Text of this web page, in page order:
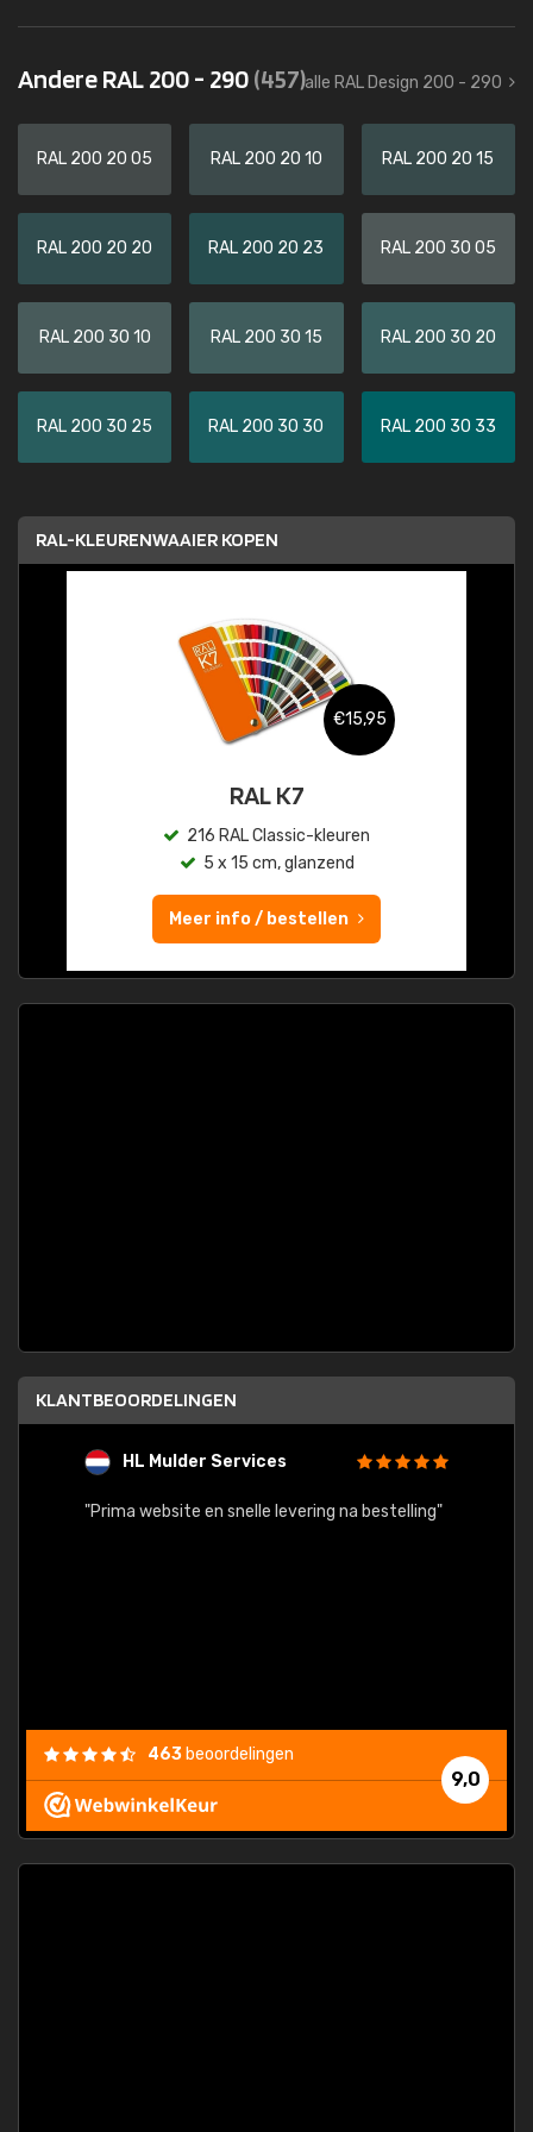
Andere RAL 200 - 290(457)alle RAL Design 200 - 290
RAL 200 20 05 RAL 200 20 10 RAL 200 20 15
RAL 200 20 20 RAL 200 20 23 RAL 200 30 05
RAL 200 30 10 RAL 200 30 15 RAL 200 30 20
RAL 200 30 25 RAL 200 30 30 RAL 200 30 33
RAL-KLEURENWAAIER KOPEN
€15,95
RAL K7
216 RAL Classic-kleuren
5 x 15 cm, glanzend
Meer info / bestellen
KLANTBEOORDELINGEN
HL Mulder Services
"Prima website en snelle levering na bestelling"
9,0
463 beoordelingen